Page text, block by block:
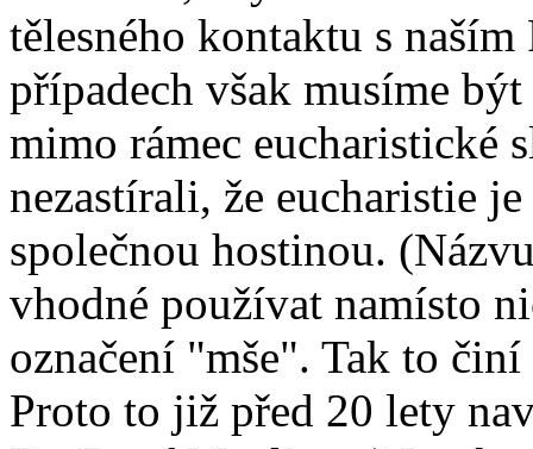
tělesného kontaktu s
případech však musíme
mimo rámec eucharistické
nezastírali, že eucharistie
společnou hostinou.
vhodné používat namísto
označení "mše". Tak to
Proto to již před 20 lety